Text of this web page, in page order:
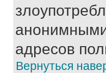
адресов
Вернуться